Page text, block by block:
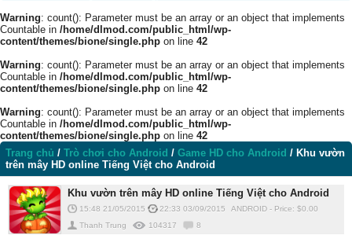
Warning: count(): Parameter must be an array or an object that implements
Countable in /home/dlmod.com/public_html/wp-
content/themes/bione/single.php on line 42
Warning: count(): Parameter must be an array or an object that implements
Countable in /home/dlmod.com/public_html/wp-
content/themes/bione/single.php on line 42
Warning: count(): Parameter must be an array or an object that implements
Countable in /home/dlmod.com/public_html/wp-
content/themes/bione/single.php on line 42
Trang chủ / Trò chơi cho Android / Game HD cho Android / Khu vườn
trên mây HD online Tiếng Việt cho Android
Khu vườn trên mây HD online Tiếng Việt cho Android
15:48 21/05/2015 22:33 03/09/2015 ANDROID - Price: $0.00
Thanh Trung
104317 8